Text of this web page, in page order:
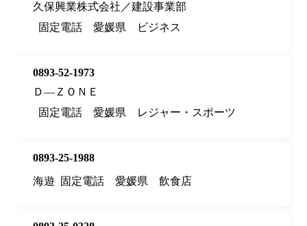
久保興業株式会社／建設事業部
固定電話
愛媛県 ビジネス
0893-52-1973
Ｄ—ＺＯＮＥ
固定電話
愛媛県 レジャー・スポーツ
0893-25-1988
海遊
固定電話 愛媛県 飲食店